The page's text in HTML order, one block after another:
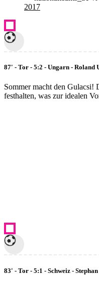
2017
87' - Tor - 5:2 - Ungarn - Roland
Sommer macht den Gulacsi!
festhalten, was zur idealen
83' - Tor - 5:1 - Schweiz -